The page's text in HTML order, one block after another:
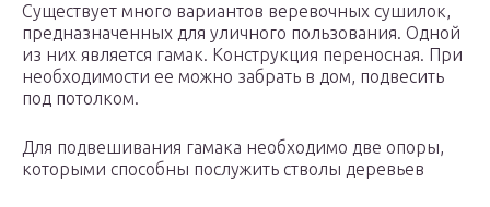
Существует много вариантов веревочных сушилок,
предназначенных для уличного пользования. Одной
из них является гамак. Конструкция переносная. При
необходимости ее можно забрать в дом, подвесить
под потолком.
Для подвешивания гамака необходимо две опоры,
которыми способны послужить стволы деревьев